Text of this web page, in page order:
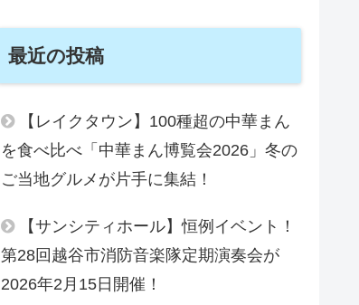
最近の投稿
【レイクタウン】100種超の中華まん
を食べ比べ「中華まん博覧会2026」冬の
ご当地グルメが片手に集結！
【サンシティホール】恒例イベント！
第28回越谷市消防音楽隊定期演奏会が
2026年2月15日開催！